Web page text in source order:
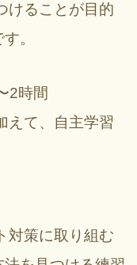
けることが目的
。
2時間
えて、自主学習
対策に取り組む